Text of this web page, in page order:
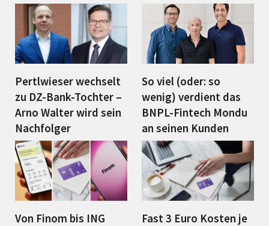
Pertlwieser wechselt
zu DZ-Bank-Tochter –
Arno Walter wird sein
Nachfolger
So viel (oder: so
wenig) verdient das
BNPL-Fintech Mondu
an seinen Kunden
Von Finom bis ING
Fast 3 Euro Kosten je